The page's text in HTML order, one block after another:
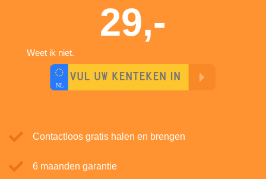
29,-
Weet ik niet.
Contactloos gratis halen en brengen
6 maanden garantie